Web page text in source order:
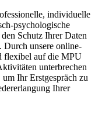
individuelle
psychologische
Schutz Ihrer Daten
Durch unsere online-
flexibel auf die MPU
unterbrechen
Ihr Erstgespräch zu
Ihrer